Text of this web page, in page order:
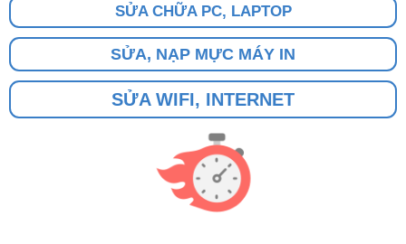
SỬA CHỮA PC, LAPTOP
SỬA, NẠP MỰC MÁY IN
SỬA WIFI, INTERNET